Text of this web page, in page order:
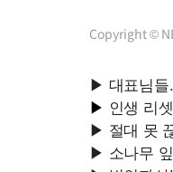
Copyright ©